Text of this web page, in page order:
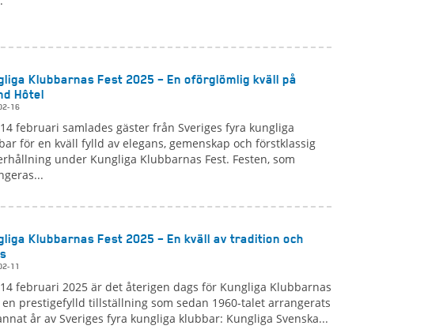
Klubbarnas Fest 2025 – En oförglömlig kväll på
Hôtel
16
februari samlades gäster från Sveriges fyra kungliga
för en kväll fylld av elegans, gemenskap och förstklassig
under Kungliga Klubbarnas Fest. Festen, som
Klubbarnas Fest 2025 – En kväll av tradition och
11
februari 2025 är det återigen dags för Kungliga Klubbarnas
en prestigefylld tillställning som sedan 1960-talet arrangerats
år av Sveriges fyra kungliga klubbar: Kungliga Svenska...